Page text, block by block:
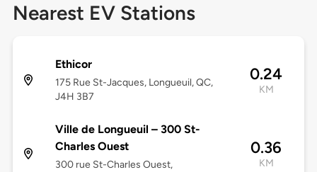
Nearest EV Stations
Ethicor
175 Rue St-Jacques, Longueuil, QC,
J4H 3B7
0.24
KM
Ville de Longueuil – 300 St-
Charles Ouest
300 rue St-Charles Ouest,
0.36
KM